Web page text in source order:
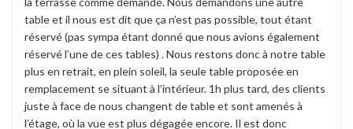
table et il nous est dit que ça n’est pas possible, tout étant
réservé (pas sympa étant donné que nous avions également
réservé l’une de ces tables) . Nous restons donc à notre table
plus en retrait, en plein soleil, la seule table proposée en
remplacement se situant à l’intérieur. 1h plus tard, des clients
juste à face de nous changent de table et sont amenés à
l’étage, où la vue est plus dégagée encore. Il est donc